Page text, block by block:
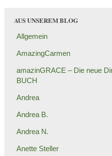
AUS UNSEREM BLOG
Allgemein
AmazingCarmen
amazinGRACE – Die neue
BUCH
Andrea
Andrea B.
Andrea N.
Anette Steller